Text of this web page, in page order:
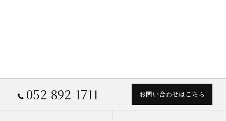
052-892-1711 お問い合わせはこちら